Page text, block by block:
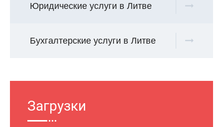
Юридические услуги в Литве
Бухгалтерские услуги в Литве
Загрузки